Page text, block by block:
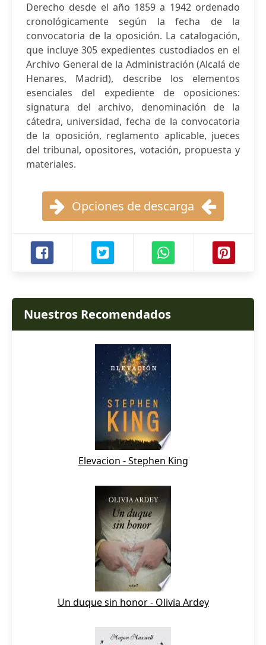
Derecho desde el año 1859 a 1942 ordenado
cronológicamente según la fecha de la
convocatoria de la oposición. La catalogación,
que incluye 305 expedientes custodiados en el
Archivo General de la Administración (Alcalá de
Henares, Madrid), describe los elementos
esenciales del expediente de oposiciones:
signatura del archivo, denominación de la
cátedra, universidad, fecha de la convocatoria
de la oposición, reglamento aplicable, jueces
del tribunal, opositores, votación, propuesta y
materiales.
Opciones de descarga
Nuestros Recomendados
Elevacion - Stephen King
Un duque sin honor - Olivia Ardey